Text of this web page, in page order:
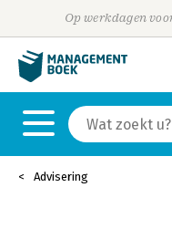
Op werkdagen
Advisering